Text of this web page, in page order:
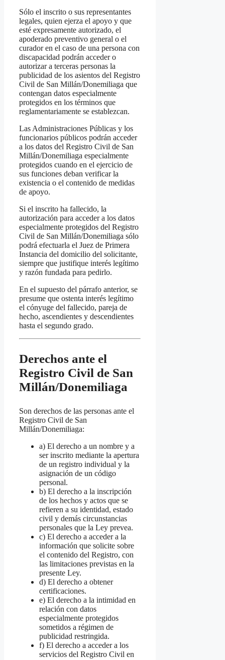
Sólo el inscrito o sus representantes
legales, quien ejerza el apoyo y que
esté expresamente autorizado, el
apoderado preventivo general o el
curador en el caso de una persona con
discapacidad podrán acceder o
autorizar a terceras personas la
publicidad de los asientos del Registro
Civil de San Millán/Donemiliaga que
contengan datos especialmente
protegidos en los términos que
reglamentariamente se establezcan.
Las Administraciones Públicas y los
funcionarios públicos podrán acceder
a los datos del Registro Civil de San
Millán/Donemiliaga especialmente
protegidos cuando en el ejercicio de
sus funciones deban verificar la
existencia o el contenido de medidas
de apoyo.
Si el inscrito ha fallecido, la
autorización para acceder a los datos
especialmente protegidos del Registro
Civil de San Millán/Donemiliaga sólo
podrá efectuarla el Juez de Primera
Instancia del domicilio del solicitante,
siempre que justifique interés legítimo
y razón fundada para pedirlo.
En el supuesto del párrafo anterior, se
presume que ostenta interés legítimo
el cónyuge del fallecido, pareja de
hecho, ascendientes y descendientes
hasta el segundo grado.
Derechos ante el
Registro Civil de San
Millán/Donemiliaga
Son derechos de las personas ante el
Registro Civil de San
Millán/Donemiliaga:
a) El derecho a un nombre y a
ser inscrito mediante la apertura
de un registro individual y la
asignación de un código
personal.
b) El derecho a la inscripción
de los hechos y actos que se
refieren a su identidad, estado
civil y demás circunstancias
personales que la Ley prevea.
c) El derecho a acceder a la
información que solicite sobre
el contenido del Registro, con
las limitaciones previstas en la
presente Ley.
d) El derecho a obtener
certificaciones.
e) El derecho a la intimidad en
relación con datos
especialmente protegidos
sometidos a régimen de
publicidad restringida.
f) El derecho a acceder a los
servicios del Registro Civil en